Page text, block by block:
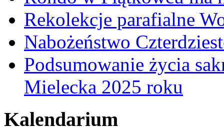
Rekolekcje parafialne
Nabożeństwo
Podsumowanie życia
Mielecka 2025 roku
Kalendarium